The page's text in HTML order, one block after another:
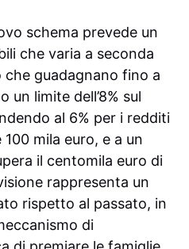
schema prevede un
che varia a seconda
guadagnano fino a
un limite dell’8% sul
al 6% per i redditi
mila euro, e a un
il centomila euro di
rappresenta un
rispetto al passato, in
di